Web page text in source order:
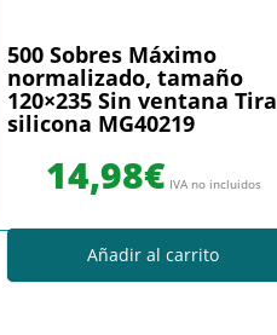
500 Sobres Máximo
normalizado, tamaño
120×235 Sin ventana Tira
silicona MG40219
14,98€ IVA no incluidos
Añadir al carrito